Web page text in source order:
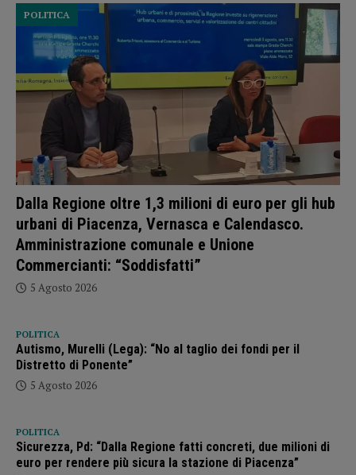
Dalla Regione oltre 1,3 milioni di euro per gli hub
urbani di Piacenza, Vernasca e Calendasco.
Amministrazione comunale e Unione
Commercianti: “Soddisfatti”
POLITICA
5 Agosto 2026
POLITICA
Autismo, Murelli (Lega): “No al taglio dei fondi per il
Distretto di Ponente”
5 Agosto 2026
POLITICA
Sicurezza, Pd: “Dalla Regione fatti concreti, due milioni di
euro per rendere più sicura la stazione di Piacenza”